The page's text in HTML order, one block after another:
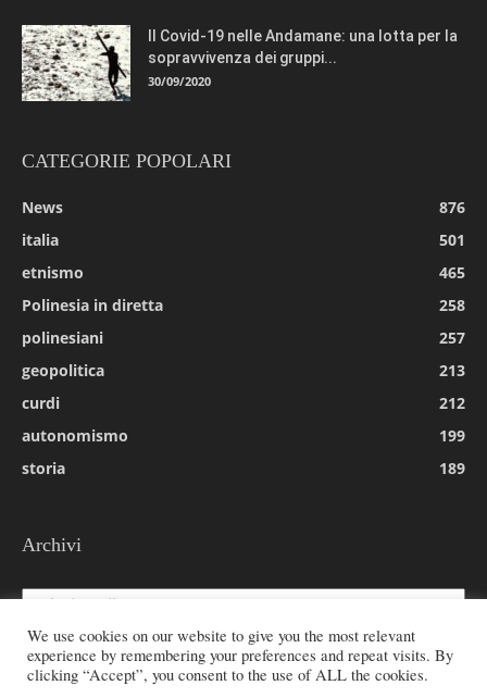
Il Covid-19 nelle Andamane: una lotta per la
sopravvivenza dei gruppi...
30/09/2020
CATEGORIE POPOLARI
News
876
italia
501
etnismo
465
Polinesia in diretta
258
polinesiani
257
geopolitica
213
curdi
212
autonomismo
199
storia
189
Archivi
Archivi
We use cookies on our website to give you the most relevant
experience by remembering your preferences and repeat visits. By
clicking “Accept”, you consent to the use of ALL the cookies.